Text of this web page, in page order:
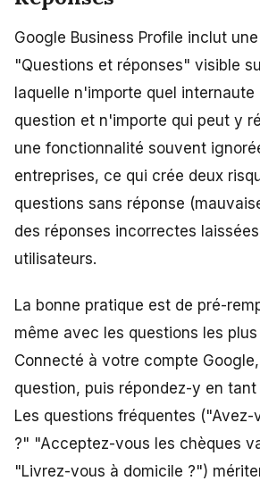
Google Business Profile inclut
"Questions et réponses" visible
laquelle n'importe quel
question et n'importe qui peut y
une fonctionnalité souvent
entreprises, ce qui crée deux
questions sans réponse
des réponses incorrectes
utilisateurs.
La bonne pratique est de pré-
même avec les questions les
Connecté à votre compte
question, puis répondez-y en
Les questions fréquentes ("Avez-
?" "Acceptez-vous les chèques
"Livrez-vous à domicile ?")